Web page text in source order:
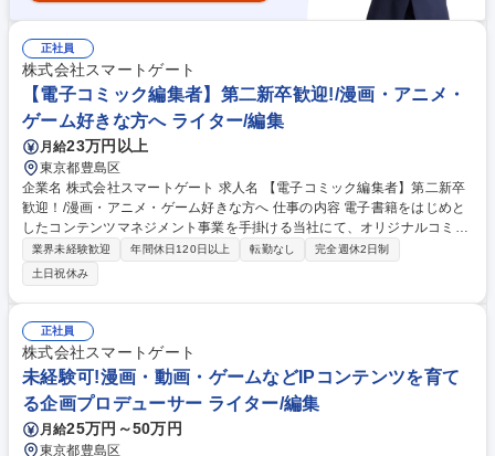
正社員
株式会社スマートゲート
【電子コミック編集者】第二新卒歓迎!/漫画・アニメ・
ゲーム好きな方へ ライター/編集
月給23万円以上
東京都豊島区
企業名 株式会社スマートゲート 求人名 【電子コミック編集者】第二新卒
歓迎！/漫画・アニメ・ゲーム好きな方へ 仕事の内容 電子書籍をはじめと
したコンテンツマネジメント事業を手掛ける当社にて、オリジナルコミッ
クや自社IPの制作増加に伴い編集者を募集します。漫画家やシナリオ作家
と共に作品を作るディレクション業務をお任せ。 【編集業務】■原稿のデ
ィレクション（チェック／赤入れ）■漫画家／取引先との連絡業務■制作ラ
インの整備／構築■複数案件の進行管理 【商品企画業務】■市場リサーチ■
商品の売上分析■新規の商品企画■新規開拓業務（メーカー／サークル／漫
画家・クリエイターなど） ※その他、自社IP作品の企画提案／進行、コミ
ック以外のコンテンツ制作なども行います。 募集職種 【電子コミック編
集者】第二新卒歓迎！/漫画・アニメ・ゲーム好きな方へ
業界未経験歓迎 年間休日120日以上 転勤なし
完全週休2日制
土日祝休み
正社員
株式会社スマートゲート
未経験可!漫画・動画・ゲームなどIPコンテンツを育て
る企画プロデューサー ライター/編集
月給25万円～50万円
東京都豊島区